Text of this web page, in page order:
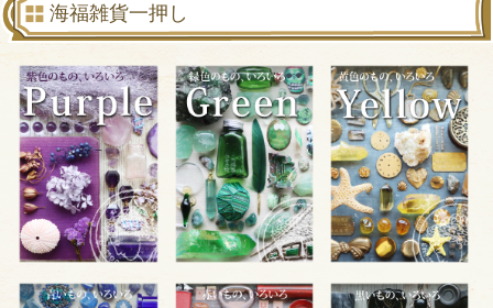
海福雑貨一押し